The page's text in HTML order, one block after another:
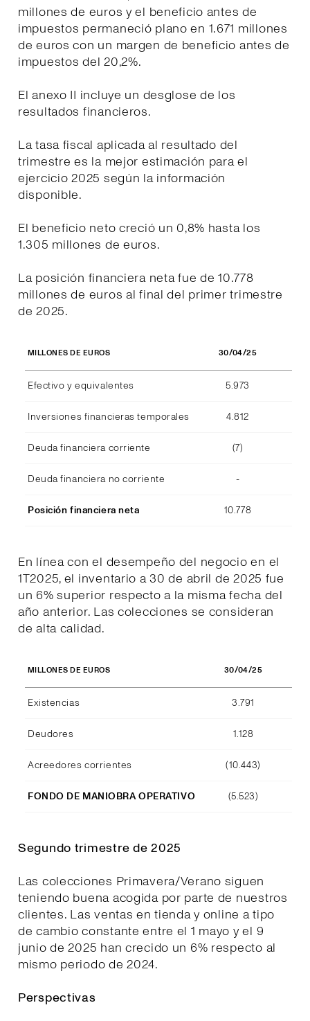
millones de euros y el beneficio antes de
impuestos permaneció plano en 1.671 millones
de euros con un margen de beneficio antes de
impuestos del 20,2%.
El anexo II incluye un desglose de los
resultados financieros.
La tasa fiscal aplicada al resultado del
trimestre es la mejor estimación para el
ejercicio 2025 según la información
disponible.
El beneficio neto creció un 0,8% hasta los
1.305 millones de euros.
La posición financiera neta fue de 10.778
millones de euros al final del primer trimestre
de 2025.
MILLONES DE EUROS 30/04/25
Efectivo y equivalentes 5.973
Inversiones financieras temporales 4.812
Deuda financiera corriente (7)
Deuda financiera no corriente -
Posición financiera neta 10.778
En línea con el desempeño del negocio en el
1T2025, el inventario a 30 de abril de 2025 fue
un 6% superior respecto a la misma fecha del
año anterior. Las colecciones se consideran
de alta calidad.
MILLONES DE EUROS 30/04/25
Existencias 3.791
Deudores 1.128
Acreedores corrientes (10.443)
FONDO DE MANIOBRA OPERATIVO (5.523)
Segundo trimestre de 2025
Las colecciones Primavera/Verano siguen
teniendo buena acogida por parte de nuestros
clientes. Las ventas en tienda y online a tipo
de cambio constante entre el 1 mayo y el 9
junio de 2025 han crecido un 6% respecto al
mismo periodo de 2024.
Perspectivas